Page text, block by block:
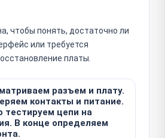
чтобы понять, достаточно ли
или требуется
платы.
разъем и плату.
контакты и питание.
тестируем цепи на
В конце определяем